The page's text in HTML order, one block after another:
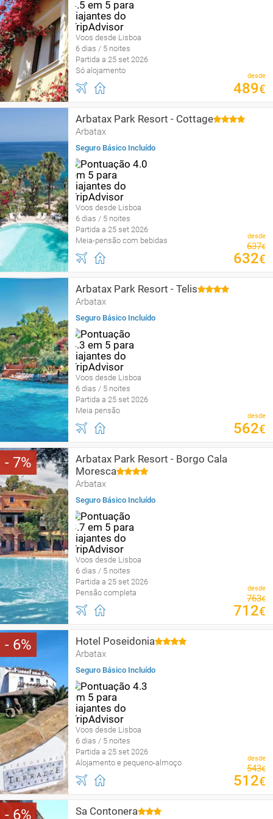
Voos desde Lisboa
6 dias / 5 noites
Partida a 25 set 2026
Só alojamento
desde
489€
Arbatax Park Resort - Cottage
Arbatax
Seguro Básico Incluído
Voos desde Lisboa
6 dias / 5 noites
Partida a 25 set 2026
Meia-pensão com bebidas
desde
637€
632€
Arbatax Park Resort - Telis
Arbatax
Seguro Básico Incluído
Voos desde Lisboa
6 dias / 5 noites
Partida a 25 set 2026
Meia pensão
desde
562€
7
Arbatax Park Resort - Borgo Cala
Moresca
Arbatax
Seguro Básico Incluído
Voos desde Lisboa
6 dias / 5 noites
Partida a 25 set 2026
Pensão completa
desde
763€
712€
6 Hotel Poseidonia
Arbatax
Seguro Básico Incluído
Voos desde Lisboa
6 dias / 5 noites
Partida a 25 set 2026
Alojamento e pequeno-almoço
desde
543€
512€
6 Sa Contonera